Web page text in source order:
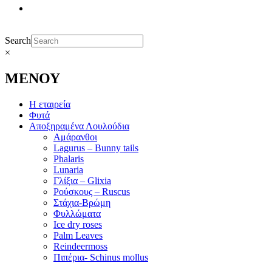
Search
×
ΜΕΝΟΥ
Η εταιρεία
Φυτά
Αποξηραμένα Λουλούδια
Αμάρανθοι
Lagurus – Bunny tails
Phalaris
Lunaria
Γλίξια – Glixia
Ρούσκους – Ruscus
Στάχια-Βρώμη
Φυλλώματα
Ice dry roses
Palm Leaves
Reindeermoss
Πιπέρια- Schinus mollus